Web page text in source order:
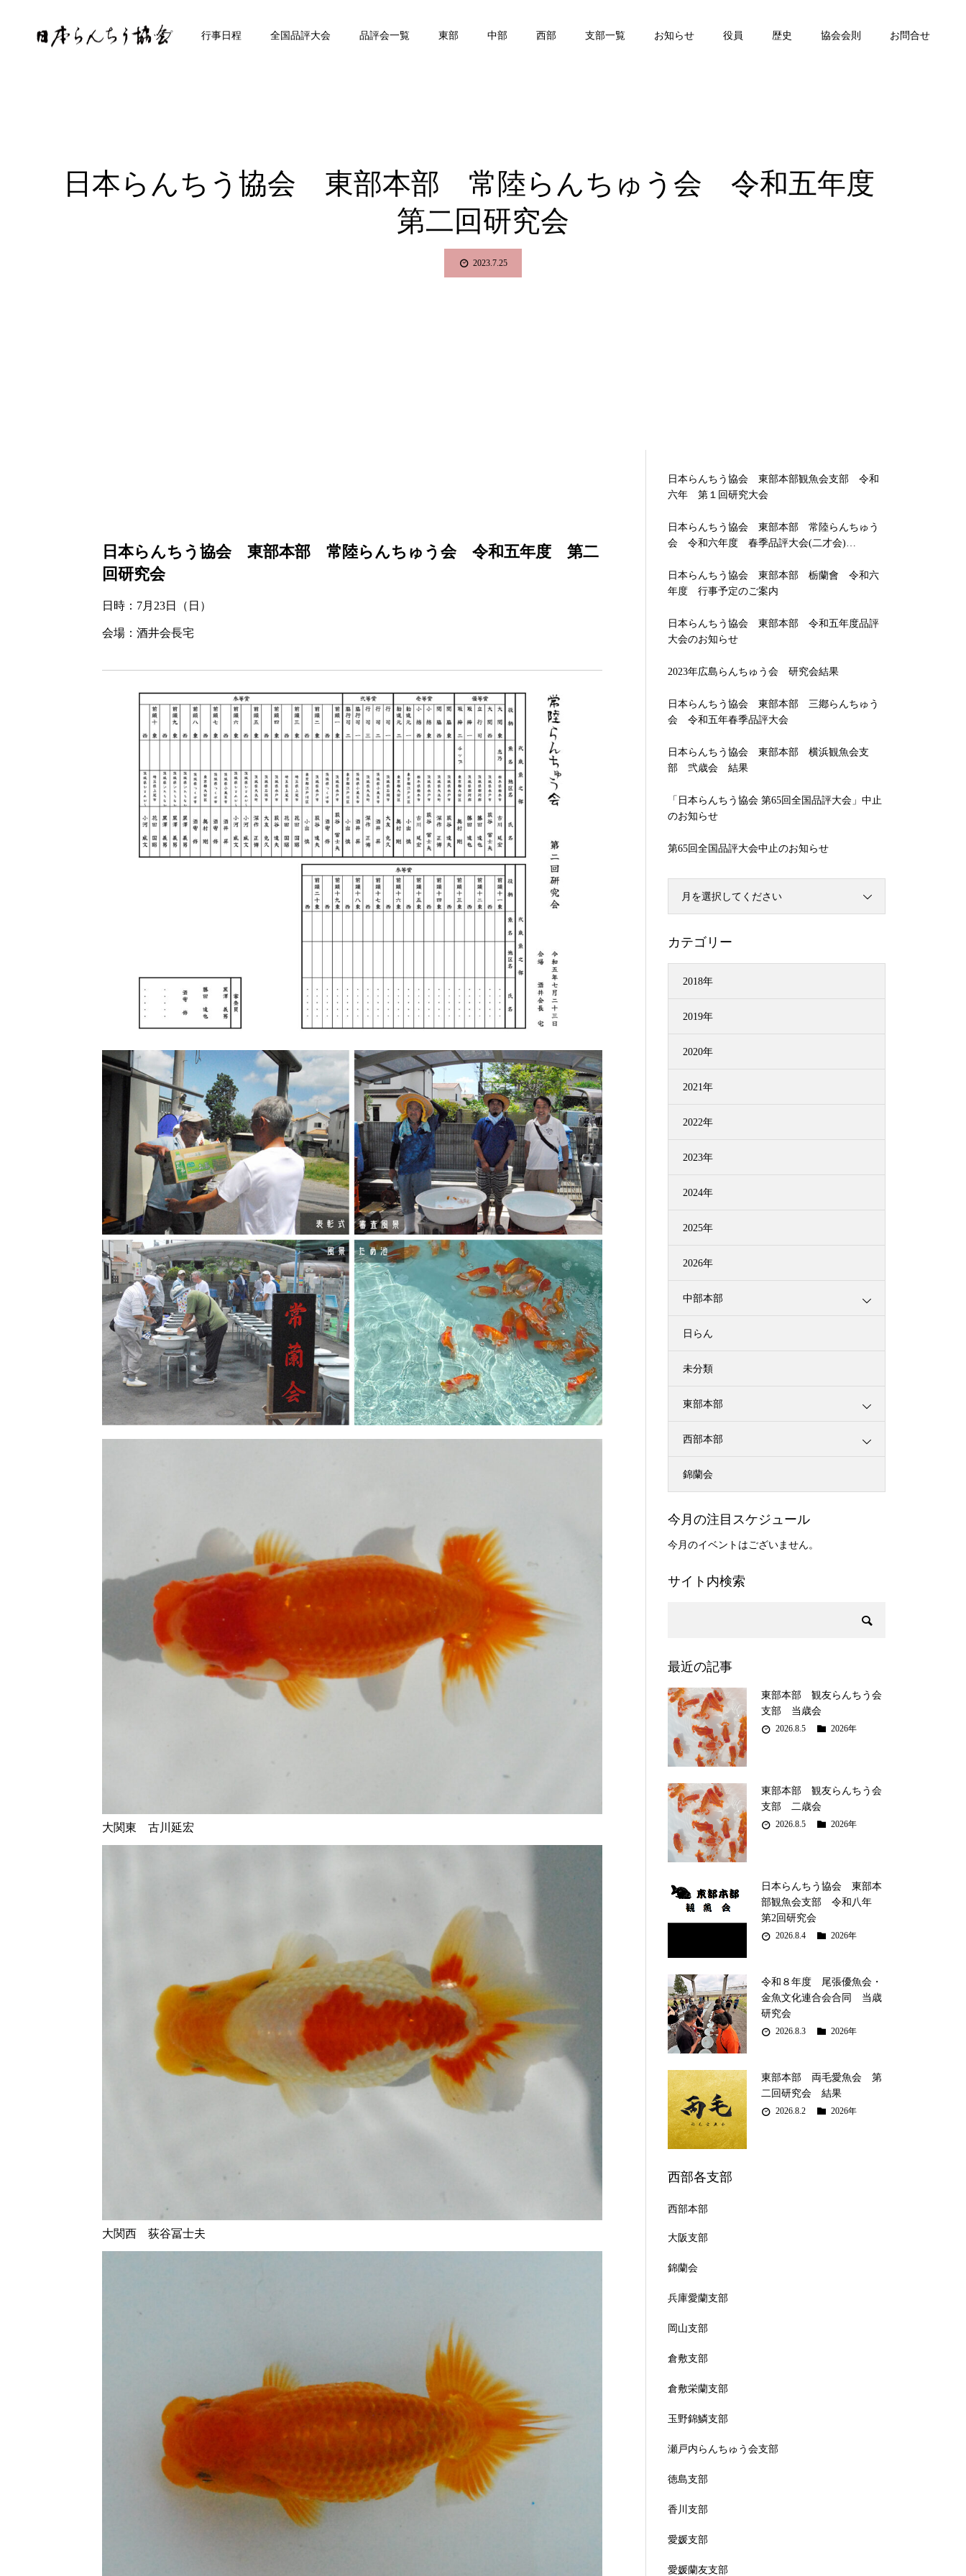
トップ 行事日程 全国品評大会 品評会一覧 東部 中部 西部 支部一覧 お知らせ 役員 歴史 協会会則 お問合せ
日本らんちう協会 東部本部 常陸らんちゅう会 令和五年度
第二回研究会
2023.7.25
日本らんちう協会 東部本部 常陸らんちゅう会 令和五年度 第二
回研究会
日時：7月23日（日）
会場：酒井会長宅
大関東 古川延宏
大関西 荻谷冨士夫
日本らんちう協会 東部本部観魚会支部 令和
六年 第１回研究大会
日本らんちう協会 東部本部 常陸らんちゅう
会 令和六年度 春季品評大会(二才会)…
日本らんちう協会 東部本部 栃蘭會 令和六
年度 行事予定のご案内
日本らんちう協会 東部本部 令和五年度品評
大会のお知らせ
2023年広島らんちゅう会 研究会結果
日本らんちう協会 東部本部 三鄕らんちゅう
会 令和五年春季品評大会
日本らんちう協会 東部本部 横浜観魚会支
部 弐歳会 結果
「日本らんちう協会 第65回全国品評大会」中止
のお知らせ
第65回全国品評大会中止のお知らせ
月を選択してください
カテゴリー
2018年
2019年
2020年
2021年
2022年
2023年
2024年
2025年
2026年
中部本部
日らん
未分類
東部本部
西部本部
錦蘭会
今月の注目スケジュール
今月のイベントはございません。
サイト内検索
最近の記事
東部本部 観友らんちう会
支部 当歳会
2026.8.5 2026年
東部本部 観友らんちう会
支部 二歳会
2026.8.5 2026年
日本らんちう協会 東部本
部観魚会支部 令和八年
第2回研究会
2026.8.4 2026年
令和８年度 尾張優魚会・
金魚文化連合会合同 当歳
研究会
2026.8.3 2026年
東部本部 両毛愛魚会 第
二回研究会 結果
2026.8.2 2026年
西部各支部
西部本部
大阪支部
錦蘭会
兵庫愛蘭支部
岡山支部
倉敷支部
倉敷栄蘭支部
玉野錦鱗支部
瀬戸内らんちゅう会支部
徳島支部
香川支部
愛媛支部
愛媛蘭友支部